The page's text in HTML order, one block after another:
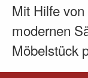
Mit Hilfe
modernen
Möbelstück